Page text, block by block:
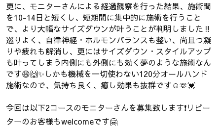
更に、モニターさんによる経過観察を行った結果、施術間
を10-14日と短くし、短期間に集中的に施術を行うこと
で、より大幅なサイズダウンが叶うことが判明しました‼️
巡りよく、自律神経・ホルモンバランスも整い、尚且つ凝
りや疲れも解消し、更にはサイズダウン・スタイルアップ
も叶ってしまう内側にも外側にも効く夢のような施術なん
です😆🙌✨しかも機械を一切使わない120分オールハンド
施術なので、気持ち良く、癒し効果も抜群です☺️🫶💓
今回は以下2コースのモニターさんを募集致します❗️リピー
ターのお客様もwelcomeです🤗